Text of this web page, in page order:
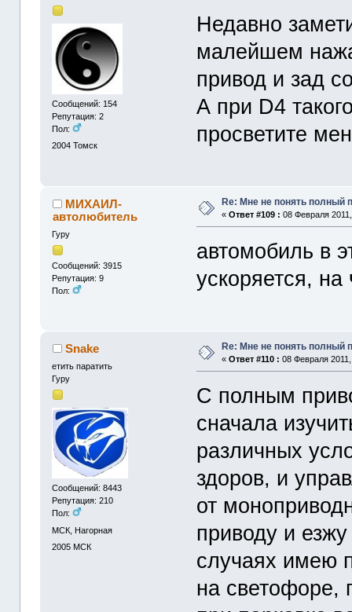
Сообщений: 154
Репутация: 2
Пол:
2004 Томск
Недавно
малейшем
привод и зад
А при D4
просветите
МИХАИЛ-
автолюбитель
Гуру
Сообщений: 3915
Репутация: 9
Пол:
Re: Мне не понять полный
«Ответ #109 : 08 Февраля
автомобиль в
ускоряется, на
Snake
етить паратить
Гуру
Сообщений: 8443
Репутация: 210
Пол:
МСК, Нагорная
2005 МСК
Re: Мне не понять полный
«Ответ #110 : 08 Февраля
С полным
сначала
различных
здоров, и
от
приводу и
случаях имею
на светофоре,